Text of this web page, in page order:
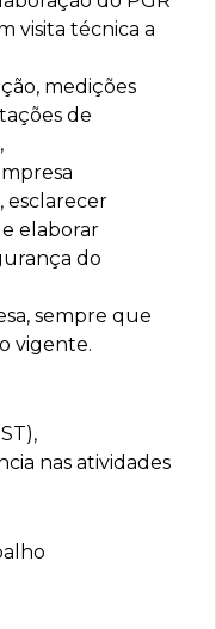
visita técnica a
medições
de
esclarecer
elaborar
do
sempre que
vigente.
nas atividades